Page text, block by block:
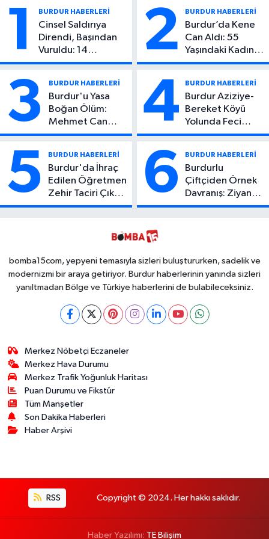
1 BURDUR HABERLERİ
Cinsel Saldırıya
Direndi, Başından
Vuruldu: 14
Yaşındaki Çocuktan
2 BURDUR HABERLERİ
Burdur’da Kene
Can Aldı: 55
Yaşındaki Kadın
Hayatını Kaybetti
3 BURDUR HABERLERİ
Burdur'u Yasa
Boğan Ölüm:
Mehmet Can
Atıcı Genç Yaşta
4 BURDUR HABERLERİ
Burdur Aziziye-
Bereket Köyü
Yolunda Feci
Kaza: 1 Ölü, 2
5 BURDUR HABERLERİ
Burdur'da İhraç
Edilen Öğretmen
Zehir Taciri Çıktı:
Binlerce
6 BURDUR HABERLERİ
Burdurlu
Çiftçiden Örnek
Davranış: Ziyan
Olmasın Diye
Toplayabilecek
bomba15com, yepyeni temasıyla sizleri buluştururken, sadelik ve
modernizmi bir araya getiriyor. Burdur haberlerinin yanında sizleri
yanıltmadan Bölge ve Türkiye haberlerini de bulabileceksiniz.
Merkez Nöbetçi Eczaneler
Merkez Hava Durumu
Merkez Trafik Yoğunluk Haritası
Puan Durumu ve Fikstür
Tüm Manşetler
Son Dakika Haberleri
Haber Arşivi
RSS Copyright © 2024. Her hakkı saklıdır.
Haber Yazılımı: TE Bilişim